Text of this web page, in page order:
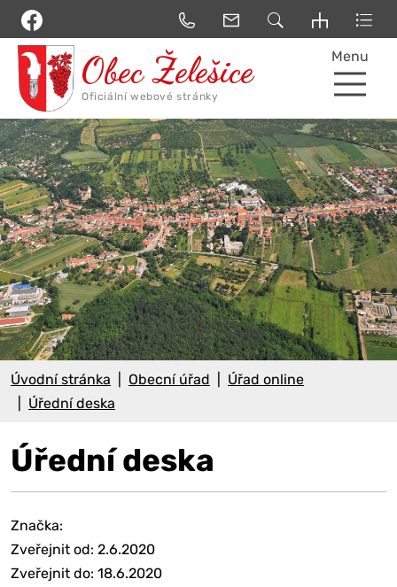
Menu
Úvodní stránka Obecní úřad
Úřad online
Úřední deska
Úřední deska
Značka:
Zveřejnit od: 2.6.2020
Zveřejnit do: 18.6.2020